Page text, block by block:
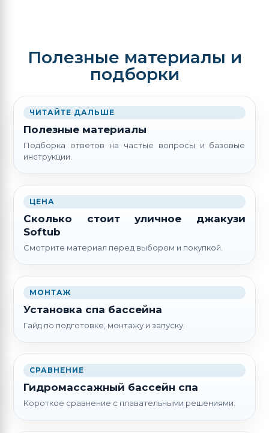
Полезные материалы и
подборки
ЧИТАЙТЕ ДАЛЬШЕ
Полезные материалы
Подборка ответов на частые вопросы и базовые
инструкции.
ЦЕНА
Сколько стоит уличное джакузи
Softub
Смотрите материал перед выбором и покупкой.
МОНТАЖ
Установка спа бассейна
Гайд по подготовке, монтажу и запуску.
СРАВНЕНИЕ
Гидромассажный бассейн спа
Короткое сравнение с плавательными решениями.